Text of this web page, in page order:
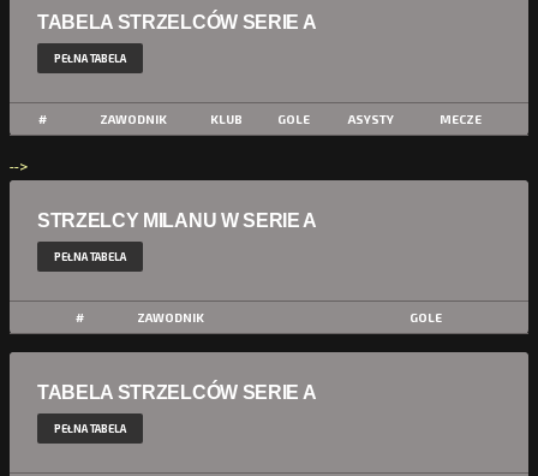
TABELA STRZELCÓW SERIE A
PEŁNA TABELA
# ZAWODNIK KLUB GOLE ASYSTY MECZE
-->
STRZELCY MILANU W SERIE A
PEŁNA TABELA
# ZAWODNIK GOLE
TABELA STRZELCÓW SERIE A
PEŁNA TABELA